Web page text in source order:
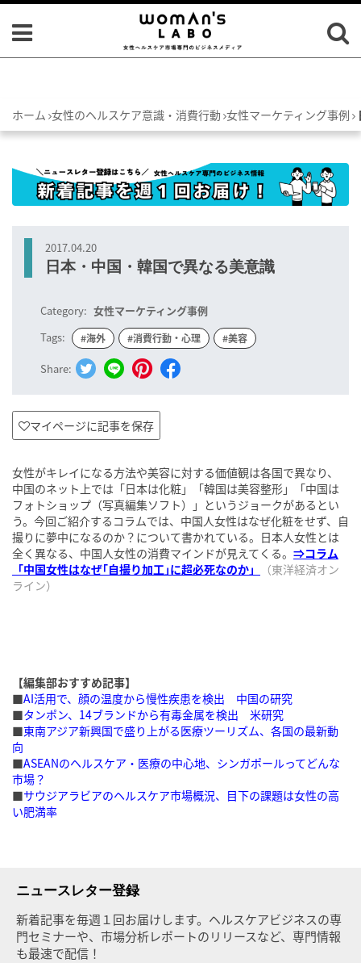
ホーム 女性のヘルスケア意識・消費行動 女性マーケティング事例
2017.04.20
日本・中国・韓国で異なる美意識
Category: 女性マーケティング事例
Tags:
#海外 #消費行動・心理 #美容
Share:
マイページに記事を保存
女性がキレイになる方法や美容に対する価値観は各国で異なり、
中国のネット上では「日本は化粧」「韓国は美容整形」「中国は
フォトショップ（写真編集ソフト）」というジョークがあるとい
う。今回ご紹介するコラムでは、中国人女性はなぜ化粧をせず、自
撮りに夢中になるのか？について書かれている。日本人女性とは
全く異なる、中国人女性の消費マインドが見えてくる。 ⇒コラム
「中国女性はなぜ｢自撮り加工｣に超必死なのか」
（東洋経済オン
ライン）
【編集部おすすめ記事】
■AI活用で、顔の温度から慢性疾患を検出 中国の研究
■タンポン、14ブランドから有毒金属を検出 米研究
■東南アジア新興国で盛り上がる医療ツーリズム、各国の最新動
向
■ASEANのヘルスケア・医療の中心地、シンガポールってどんな
市場？
■サウジアラビアのヘルスケア市場概況、目下の課題は女性の高
い肥満率
ニュースレター登録
新着記事を毎週１回お届けします。ヘルスケアビジネスの専
門セミナーや、市場分析レポートのリリースなど、専門情報
も最速で配信！